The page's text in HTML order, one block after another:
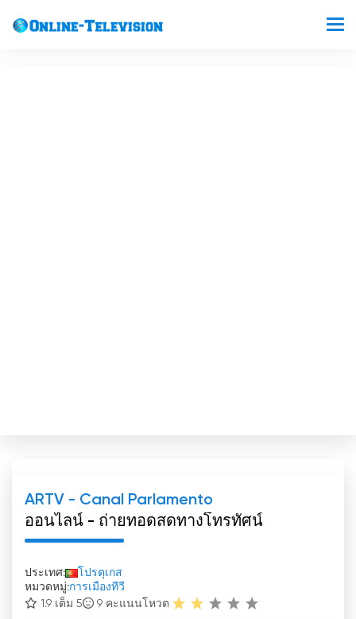
ARTV - Canal Parlamento
ออนไลน์ - ถ่ายทอดสดทางโทรทัศน์
ประเทศ:
โปรตุเกส
หมวดหมู่:การเมืองทีวี
1.9 เต็ม 5
9 คะแนนโหวต